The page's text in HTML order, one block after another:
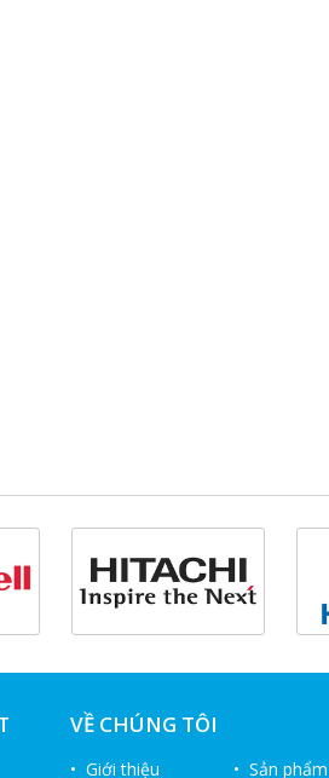
VỀ CHÚNG TÔI
• Giới thiệu • Sản phẩm